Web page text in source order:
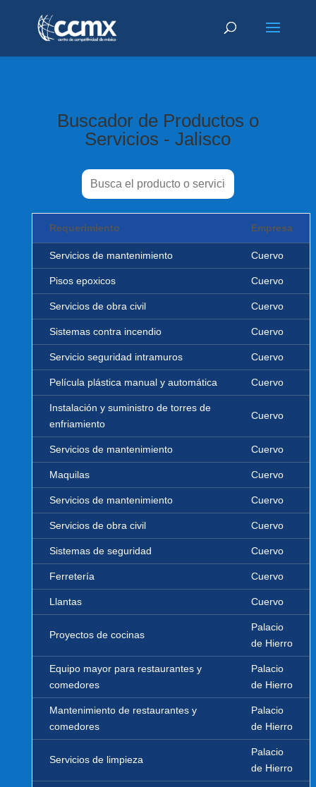
Buscador de Productos o
Servicios - Jalisco
Requerimiento Empresa
Servicios de mantenimiento Cuervo
Pisos epoxicos Cuervo
Servicios de obra civil Cuervo
Sistemas contra incendio Cuervo
Servicio seguridad intramuros Cuervo
Película plástica manual y automática Cuervo
Instalación y suministro de torres de
enfriamiento
Cuervo
Servicios de mantenimiento Cuervo
Maquilas Cuervo
Servicios de mantenimiento Cuervo
Servicios de obra civil Cuervo
Sistemas de seguridad Cuervo
Ferretería Cuervo
Llantas Cuervo
Proyectos de cocinas
Palacio
de Hierro
Equipo mayor para restaurantes y
comedores
Palacio
de Hierro
Mantenimiento de restaurantes y
comedores
Palacio
de Hierro
Servicios de limpieza
Palacio
de Hierro